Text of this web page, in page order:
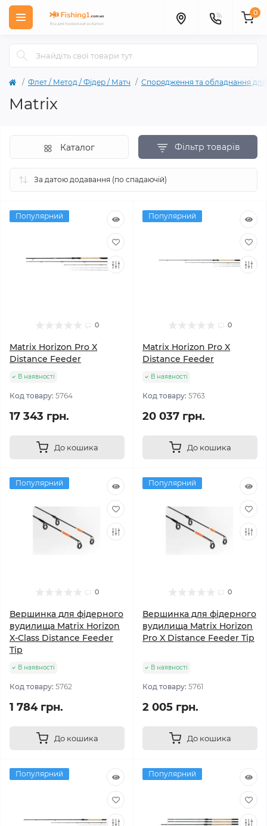
0
Флет / Метод / Фiдер / Матч Спорядження та обладнання
Matrix
Фільтр товарів
Каталог
Популярний
0
Matrix Horizon Pro X
Distance Feeder
В наявності
Код товару: 5764
17 343 грн.
До кошика
Популярний
0
Matrix Horizon Pro X
Distance Feeder
В наявності
Код товару: 5763
20 037 грн.
До кошика
Популярний
0
Вершинка для фідерного
вудилища Matrix Horizon
X-Class Distance Feeder
Tip
В наявності
Код товару: 5762
1 784 грн.
До кошика
Популярний
0
Вершинка для фідерного
вудилища Matrix Horizon
Pro X Distance Feeder Tip
В наявності
Код товару: 5761
2 005 грн.
До кошика
Популярний Популярний